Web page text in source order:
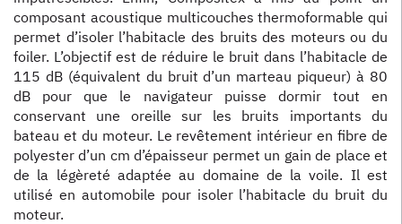
composant acoustique multicouches thermoformable qui
permet d’isoler l’habitacle des bruits des moteurs ou du
foiler. L’objectif est de réduire le bruit dans l’habitacle de
115 dB (équivalent du bruit d’un marteau piqueur) à 80
dB pour que le navigateur puisse dormir tout en
conservant une oreille sur les bruits importants du
bateau et du moteur. Le revêtement intérieur en fibre de
polyester d’un cm d’épaisseur permet un gain de place et
de la légèreté adaptée au domaine de la voile. Il est
utilisé en automobile pour isoler l’habitacle du bruit du
moteur.